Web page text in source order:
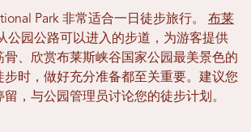
Park 非常适合一日徒步旅行。 布莱
公园公路可以进入的步道，为游客提供
骨、欣赏布莱斯峡谷国家公园最美景色的
步时，做好充分准备都至关重要。建议您
，与公园管理员讨论您的徒步计划。